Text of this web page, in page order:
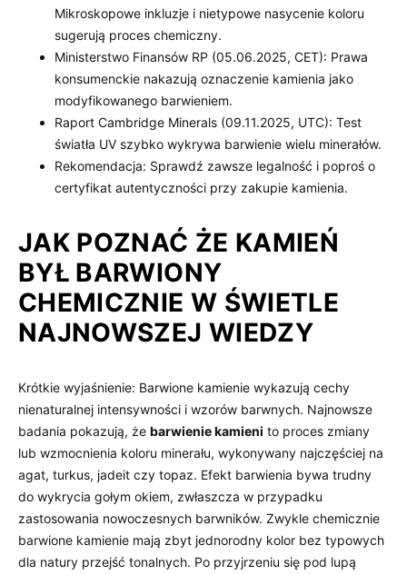
Mikroskopowe inkluzje i nietypowe nasycenie koloru
sugerują proces chemiczny.
Ministerstwo Finansów RP (05.06.2025, CET): Prawa
konsumenckie nakazują oznaczenie kamienia jako
modyfikowanego barwieniem.
Raport Cambridge Minerals (09.11.2025, UTC): Test
światła UV szybko wykrywa barwienie wielu minerałów.
Rekomendacja: Sprawdź zawsze legalność i poproś o
certyfikat autentyczności przy zakupie kamienia.
JAK POZNAĆ ŻE KAMIEŃ
BYŁ BARWIONY
CHEMICZNIE W ŚWIETLE
NAJNOWSZEJ WIEDZY
Krótkie wyjaśnienie: Barwione kamienie wykazują cechy
nienaturalnej intensywności i wzorów barwnych. Najnowsze
badania pokazują, że barwienie kamieni to proces zmiany
lub wzmocnienia koloru minerału, wykonywany najczęściej na
agat, turkus, jadeit czy topaz. Efekt barwienia bywa trudny
do wykrycia gołym okiem, zwłaszcza w przypadku
zastosowania nowoczesnych barwników. Zwykle chemicznie
barwione kamienie mają zbyt jednorodny kolor bez typowych
dla natury przejść tonalnych. Po przyjrzeniu się pod lupą